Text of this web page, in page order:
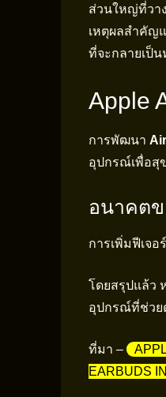
ส่วนใหญ่ที่วา
เหตุผลสำคัญ
ที่จะกลายเป็
Apple
การพัฒนา
อุปกรณ์เพื่อสุ
อนาคตข
การเพิ่มฟีเจ
โดยสรุปแล้ว
อุปกรณ์ที่ช่วย
ที่มา –
EARBUDS